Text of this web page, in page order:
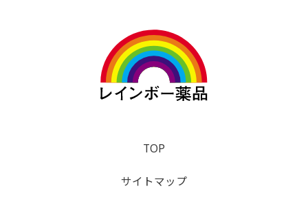
TOP
サイトマップ